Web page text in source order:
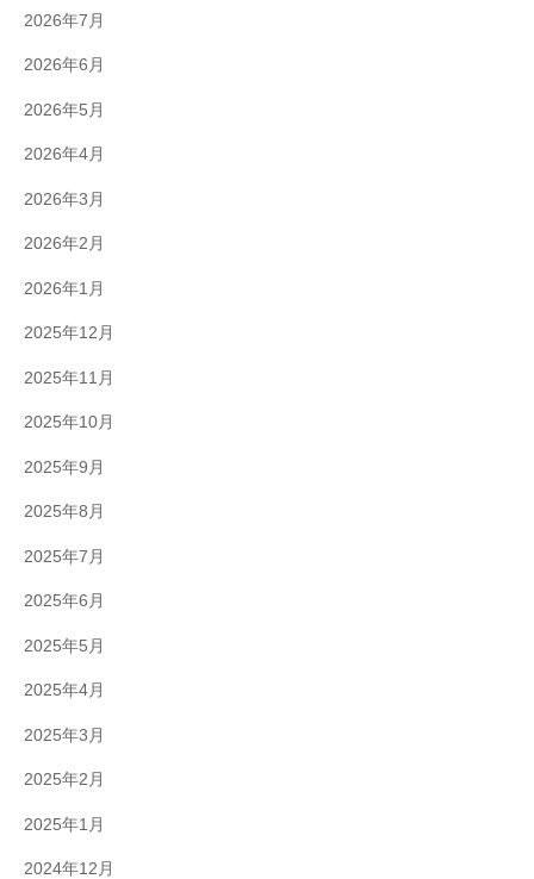
2026年7月
2026年6月
2026年5月
2026年4月
2026年3月
2026年2月
2026年1月
2025年12月
2025年11月
2025年10月
2025年9月
2025年8月
2025年7月
2025年6月
2025年5月
2025年4月
2025年3月
2025年2月
2025年1月
2024年12月